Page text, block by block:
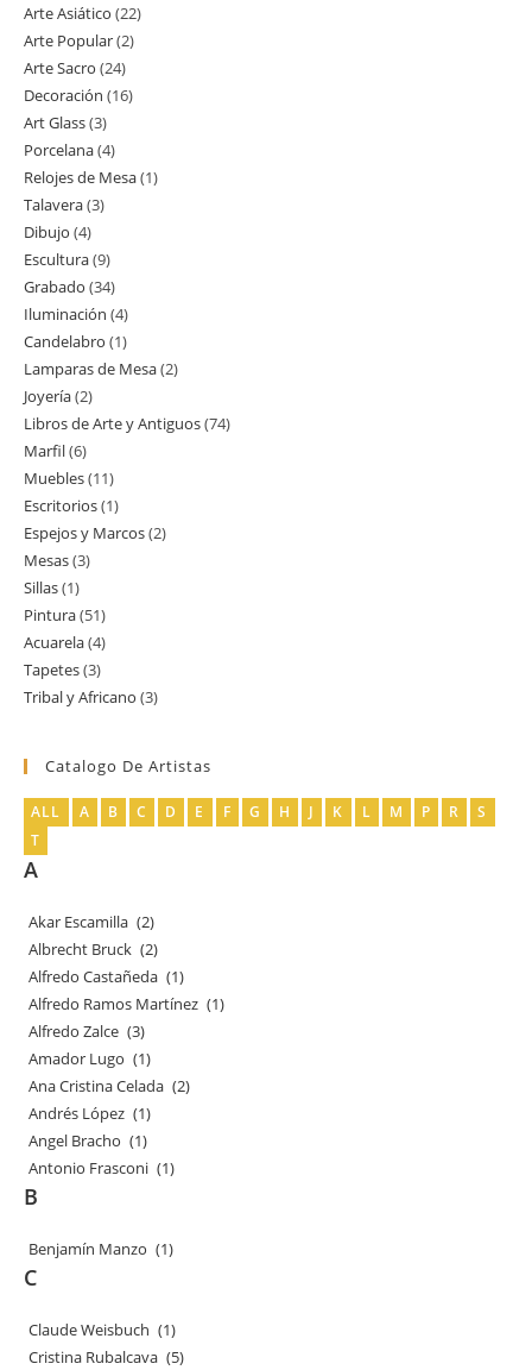
Arte Asiático 2222
Arte Popular 22
Arte Sacro 2424
productos
Decoración 1616
Art Glass 33
productos
Porcelana 44
productos
Relojes de Mesa 11
Talavera 33
Dibujo 44
productos
Escultura 99
productos
Grabado 3434
productos
Iluminación 44
productos
Candelabro 11
producto
Lamparas de Mesa 22
Joyería 22
productos
Libros de Arte y Antiguos 7474
Marfil 66
productos
Muebles 1111
productos
Escritorios 11
producto
Espejos y Marcos 22
Mesas 33
Sillas 11
producto
Pintura 5151
productos
Acuarela 44
productos
Tapetes 33
productos
Tribal y Africano 33
Catalogo De Artistas
ALL A B C D E F G H J K L M P R
S
T
A
Akar Escamilla (2)
Albrecht Bruck (2)
Alfredo Castañeda (1)
Alfredo Ramos Martínez (1)
Alfredo Zalce (3)
Amador Lugo (1)
Ana Cristina Celada (2)
Andrés López (1)
Angel Bracho (1)
Antonio Frasconi (1)
B
Benjamín Manzo (1)
C
Claude Weisbuch (1)
Cristina Rubalcava (5)